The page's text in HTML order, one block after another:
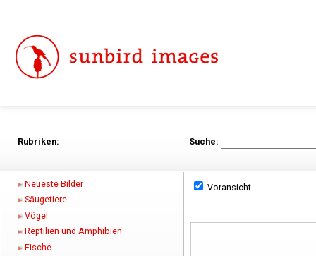
Rubriken: Suche:
Neueste Bilder
Säugetiere
Vögel
Reptilien und Amphibien
Fische
Voransicht